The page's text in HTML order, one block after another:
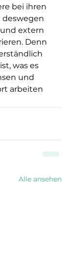
bei ihren
deswegen
extern
Denn
was es
und
arbeiten
Alle ansehen